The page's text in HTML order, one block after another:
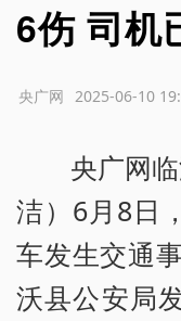
6伤 司机
2025-06-10
央广网
央广网
洁）6月8日
车发生交通
沃县公安局